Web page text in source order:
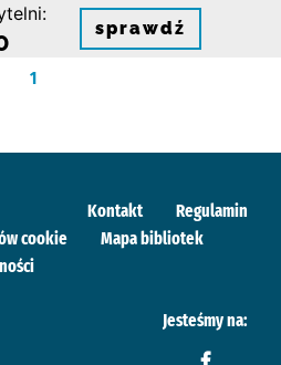
sprawdź
1
Kontakt
Regulamin
cookie
Mapa bibliotek
Jesteśmy na: